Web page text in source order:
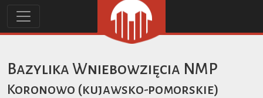
Bazylika Wniebowzięcia NMP
Koronowo (kujawsko-pomorskie)